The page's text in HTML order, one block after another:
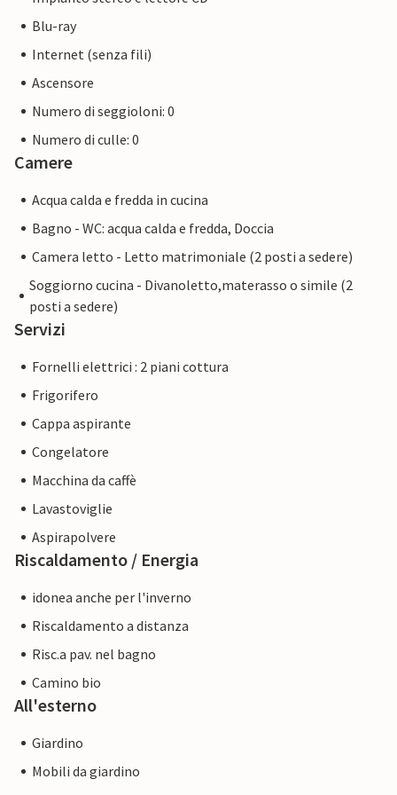
Blu-ray
Internet (senza fili)
Ascensore
Numero di seggioloni: 0
Numero di culle: 0
Camere
Acqua calda e fredda in cucina
Bagno - WC: acqua calda e fredda, Doccia
Camera letto - Letto matrimoniale (2 posti a sedere)
Soggiorno cucina - Divanoletto,materasso o simile (2
posti a sedere)
Servizi
Fornelli elettrici : 2 piani cottura
Frigorifero
Cappa aspirante
Congelatore
Macchina da caffè
Lavastoviglie
Aspirapolvere
Riscaldamento / Energia
idonea anche per l'inverno
Riscaldamento a distanza
Risc.a pav. nel bagno
Camino bio
All'esterno
Giardino
Mobili da giardino